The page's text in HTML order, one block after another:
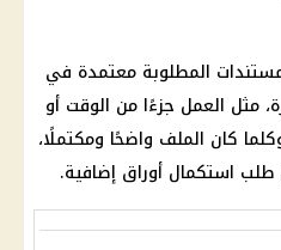
المطلوبة معتمدة في
مثل العمل جزءًا من الوقت أو
كان الملف واضحًا ومكتملًا،
استكمال أوراق إضافية.